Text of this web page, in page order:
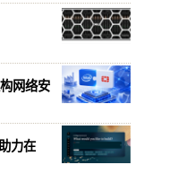
网络安
力在